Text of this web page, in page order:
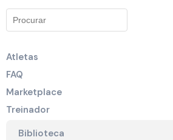
Atletas
FAQ
Marketplace
Treinador
Biblioteca